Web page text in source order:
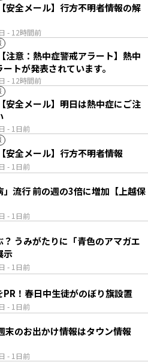
- 12時間前
安全メール】行方不明者情報の解
- 12時間前
注意：熱中症警戒アラート】熱中
トが発表されています。
- 1日前
安全メール】明日は熱中症にご注
- 1日前
安全メール】行方不明者情報
- 1日前
3倍に増加【上越保
- 1日前
？ うみがたりに「青色のアマガエ
示
- 1日前
PR！春日中生徒がのぼり旗設置
- 1日前
末のお出かけ情報はタウン情報